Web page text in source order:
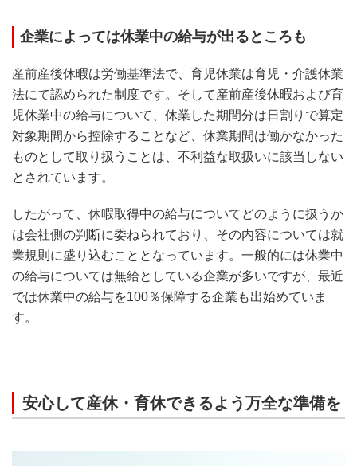
企業によっては休業中の給与が出るところも
産前産後休暇は労働基準法で、育児休業は育児・介護休業
法にて認められた制度です。そして産前産後休暇および育
児休業中の給与について、休業した期間分は日割りで算定
対象期間から控除することなど、休業期間は働かなかった
ものとして取り扱うことは、不利益な取扱いに該当しない
とされています。
したがって、休暇取得中の給与についてどのように扱うか
は会社側の判断に委ねられており、その内容については就
業規則に盛り込むこととなっています。一般的には休業中
の給与については無給としている企業が多いですが、最近
では休業中の給与を100％保障する企業も出始めていま
す。
安心して産休・育休できるよう万全な準備を